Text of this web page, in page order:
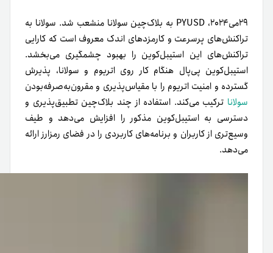
۲۹‌می‌۲۰۲۴، PYUSD به بلاک‌چین سولانا منشعب شد. سولانا به‌‌
تراکنش‌های پرسرعت و کارمزدهای اندک معروف است که کارایی
تراکنش‌های این استیبل‌کوین را بهبود چشمگیری می‌بخشد.
استیبل‌کوین پی‌پال هنگام کار روی اتریوم و سولانا، پذیرش
گسترده و امنیت اتریوم را با مقیاس‌پذیری و مقرون‌به‌صرفه‌بودن
سولانا ترکیب می‌کند. استفاده از چند بلاک‌چین تطبیق‌پذیری و
دسترسی به استیبل‌کوین مذکور را افزایش می‌دهد و طیف
وسیع‌تری از کاربران و برنامه‌های کاربردی را در فضای رمزارز ارائه
می‌دهد.